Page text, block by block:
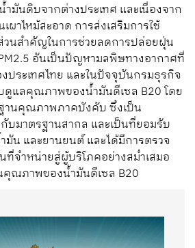
ำมันดิบจากต่างประเทศ และเนื่องจาก
ผาไหม้สะอาด การส่งเสริมการใช้
วนสำคัญในการช่วยลดการปล่อยฝุ่น
อันเป็นปัญหามลพิษทางอากาศที่
ระเทศไทย และในปัจจุบันกรมธุรกิจ
ดูแลคุณภาพของน้ำมันดีเซล B20 โดย
านคุณภาพภาคบังคับ ซึ่งเป็น
บมาตรฐานสากล และเป็นที่ยอมรับ
น และยานยนต์ และได้มีการตรวจ
จำหน่ายสู่ผู้บริโภคอย่างสม่ำเสมอ
คุณภาพของน้ำมันดีเซล B20